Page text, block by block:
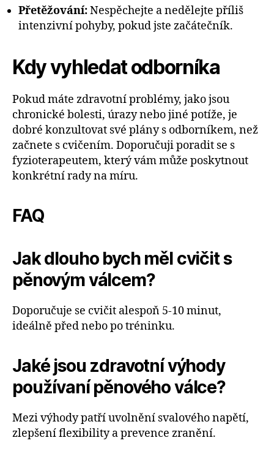
Přetěžování:Nespěchejte a nedělejte příliš
intenzivní pohyby, pokud jste začátečník.
Kdy vyhledat odborníka
Pokud máte zdravotní problémy, jako jsou
chronické bolesti, úrazy nebo jiné potíže, je
dobré konzultovat své plány s odborníkem, než
začnete s cvičením. Doporučuji poradit se s
fyzioterapeutem, který vám může poskytnout
konkrétní rady na míru.
FAQ
Jak dlouho bych měl cvičit s
pěnovým válcem?
Doporučuje se cvičit alespoň 5-10 minut,
ideálně před nebo po tréninku.
Jaké jsou zdravotní výhody
používaní pěnového válce?
Mezi výhody patří uvolnění svalového napětí,
zlepšení flexibility a prevence zranění.